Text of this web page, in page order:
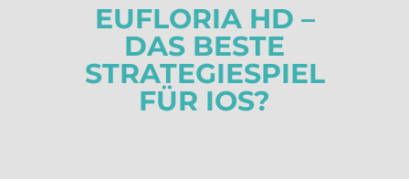
EUFLORIA HD –
DAS BESTE
STRATEGIESPIEL
FÜR IOS?